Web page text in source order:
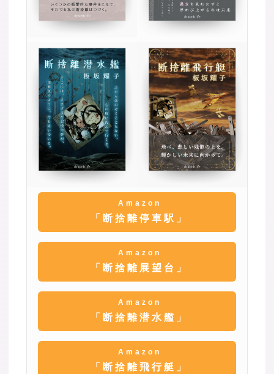
Amazon
「断捨離停車駅」
Amazon
「断捨離展望台」
Amazon
「断捨離潜水艦」
Amazon
「断捨離飛行艇」